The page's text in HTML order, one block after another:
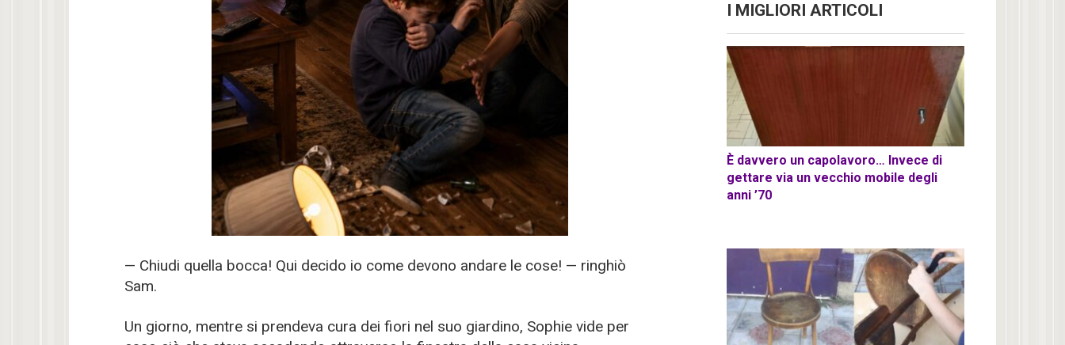
— Chiudi quella bocca! Qui decido io come devono andare le cose! — ringhiò
Sam.
Un giorno, mentre si prendeva cura dei fiori nel suo giardino, Sophie vide per
I MIGLIORI ARTICOLI
È davvero un capolavoro… Invece di
gettare via un vecchio mobile degli
anni ’70